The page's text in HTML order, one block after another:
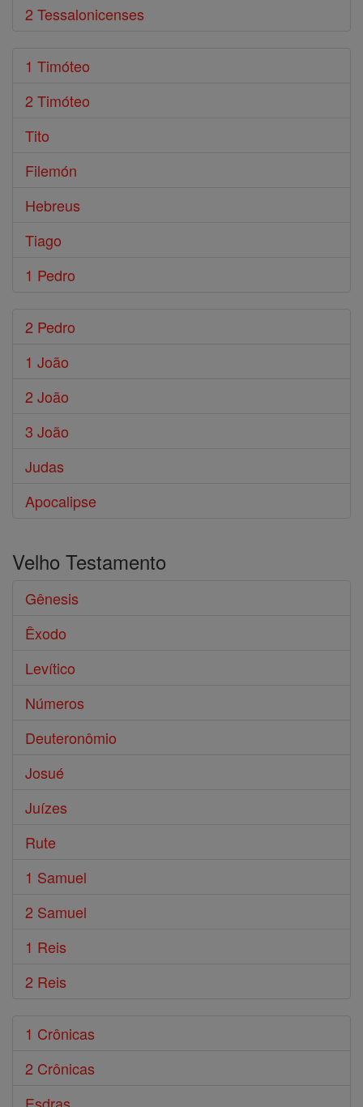
2 Tessalonicenses
1 Timóteo
2 Timóteo
Tito
Filemón
Hebreus
Tiago
1 Pedro
2 Pedro
1 João
2 João
3 João
Judas
Apocalipse
Velho Testamento
Gênesis
Êxodo
Levítico
Números
Deuteronômio
Josué
Juízes
Rute
1 Samuel
2 Samuel
1 Reis
2 Reis
1 Crônicas
2 Crônicas